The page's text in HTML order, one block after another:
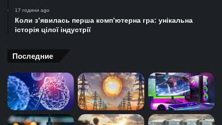
17 години ago
Коли з’явилась перша комп’ютерна гра: унікальна
історія цілої індустрії
Последние